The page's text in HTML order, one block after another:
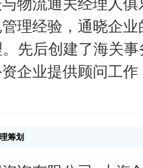
物流通关经理人
理经验，通晓企
先后创建了海关
企业提供顾问工
筹划